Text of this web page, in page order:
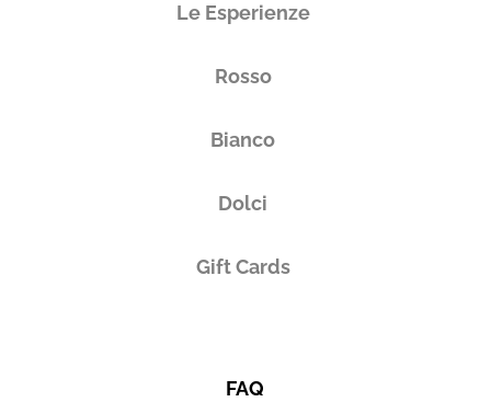
Le Esperienze
Rosso
Bianco
Dolci
Gift Cards
FAQ